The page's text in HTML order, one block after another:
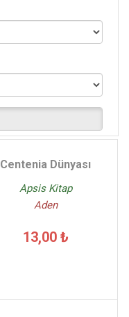
Centenia Dünyası
Apsis Kitap
Aden
13,00 ₺